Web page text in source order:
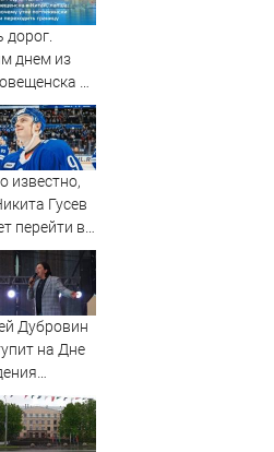
дорог.
днем из
в
лапша,
и почему
пекински
известно,
Гусев
перейти в
Дубровин
на Дне